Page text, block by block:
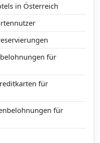
in Österreich
für
für
für